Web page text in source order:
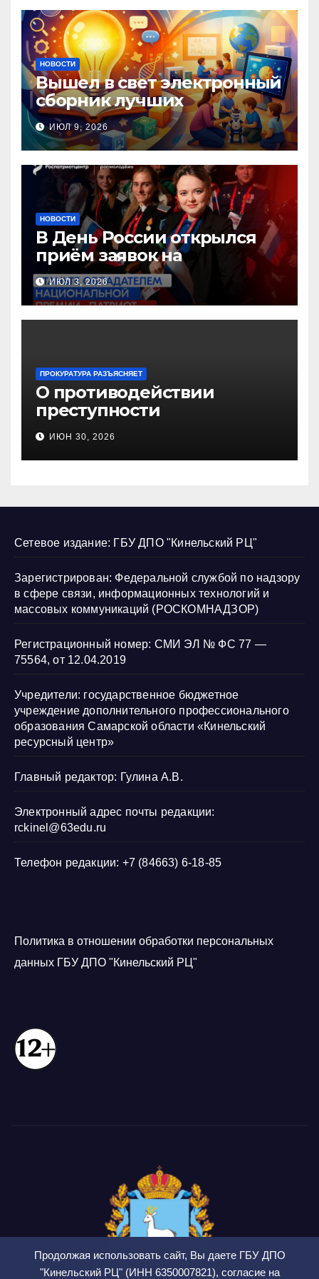
Продолжая использовать сайт, Вы даете ГБУ ДПО
"Кинельский РЦ" (ИНН 6350007821), согласие на
НОВОСТИ
Вышел в свет электронный
сборник лучших
инновационных практик
педагогов дошкольного
образования!
ИЮЛ 9, 2026
НОВОСТИ
В День России открылся
приём заявок на
Национальную премию
«Патриот»
ИЮЛ 3, 2026
ПРОКУРАТУРА РАЗЪЯСНЯЕТ
О противодействии
преступности
несовершеннолетних и
нарушению их прав
ИЮН 30, 2026
Сетевое издание: ГБУ ДПО "Кинельский РЦ"
Зарегистрирован: Федеральной службой по надзору
в сфере связи, информационных технологий и
массовых коммуникаций (РОСКОМНАДЗОР)
Регистрационный номер: СМИ ЭЛ № ФС 77 —
75564, от 12.04.2019
Учредители: государственное бюджетное
учреждение дополнительного профессионального
образования Самарской области «Кинельский
ресурсный центр»
Главный редактор: Гулина А.В.
Электронный адрес почты редакции:
rckinel@63edu.ru
Телефон редакции: +7 (84663) 6-18-85
Политика в отношении обработки персональных
данных ГБУ ДПО "Кинельский РЦ"